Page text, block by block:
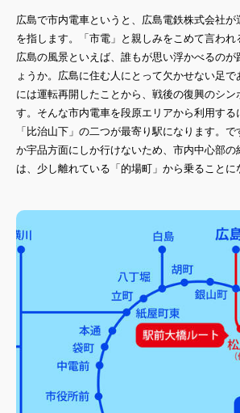
広島で市内電車というと、広島電鉄株式会社が
を指します。「市電」と親しみをこめて言われ
広島の風景といえば、誰もが思い浮かべるのが
ょうか。広島に住む人にとって欠かせない足
には運転再開したことから、戦後の復興のシン
す。そんな市内電車を段原エリアから利用する
「比治山下」の二つが最寄り駅になります。
か宇品方面にしか行けないため、市内中心部の
は、少し離れている「的場町」から乗ることに